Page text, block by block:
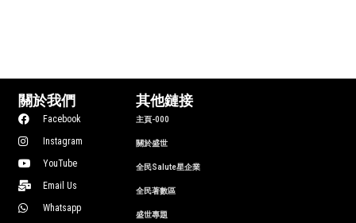
關於我們
Facebook
Instagram
YouTube
Email Us
Whatsapp
其他鏈接
主頁-000
關於盛世
全民Salute星企業
全民著數區
盛世專題